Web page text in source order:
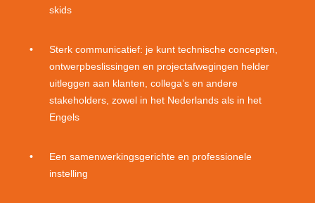
skids
Sterk communicatief: je kunt technische concepten,
ontwerpbeslissingen en projectafwegingen helder
uitleggen aan klanten, collega’s en andere
stakeholders, zowel in het Nederlands als in het
Engels
Een samenwerkingsgerichte en professionele
instelling